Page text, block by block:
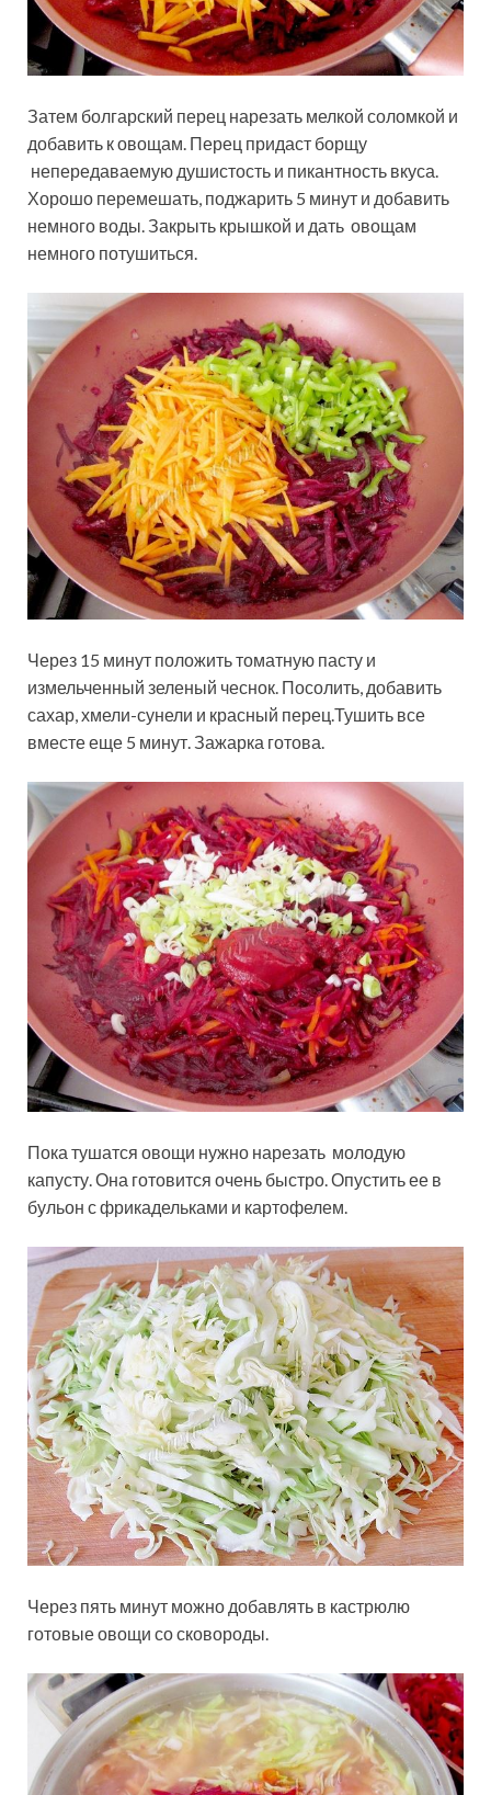
Затем болгарский перец нарезать мелкой соломкой и
добавить к овощам. Перец придаст борщу
непередаваемую душистость и пикантность вкуса.
Хорошо перемешать, поджарить 5 минут и добавить
немного воды. Закрыть крышкой и дать овощам
немного потушиться.
Через 15 минут положить томатную пасту и
измельченный зеленый чеснок. Посолить, добавить
сахар, хмели-сунели и красный перец.Тушить все
вместе еще 5 минут. Зажарка готова.
Пока тушатся овощи нужно нарезать молодую
капусту. Она готовится очень быстро. Опустить ее в
бульон с фрикадельками и картофелем.
Через пять минут можно добавлять в кастрюлю
готовые овощи со сковороды.